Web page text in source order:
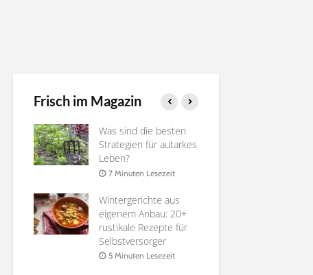
Frisch im Magazin
Was sind die besten
Strategien für autarkes
Leben?
7 Minuten Lesezeit
Wintergerichte aus
eigenem Anbau: 20+
rustikale Rezepte für
Selbstversorger
5 Minuten Lesezeit